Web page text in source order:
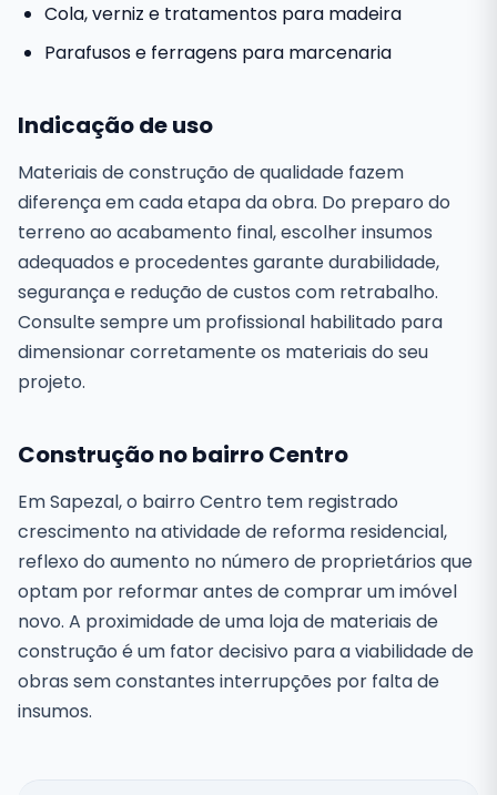
Cola, verniz e tratamentos para madeira
Parafusos e ferragens para marcenaria
Indicação de uso
Materiais de construção de qualidade fazem
diferença em cada etapa da obra. Do preparo do
terreno ao acabamento final, escolher insumos
adequados e procedentes garante durabilidade,
segurança e redução de custos com retrabalho.
Consulte sempre um profissional habilitado para
dimensionar corretamente os materiais do seu
projeto.
Construção no bairro Centro
Em Sapezal, o bairro Centro tem registrado
crescimento na atividade de reforma residencial,
reflexo do aumento no número de proprietários que
optam por reformar antes de comprar um imóvel
novo. A proximidade de uma loja de materiais de
construção é um fator decisivo para a viabilidade de
obras sem constantes interrupções por falta de
insumos.